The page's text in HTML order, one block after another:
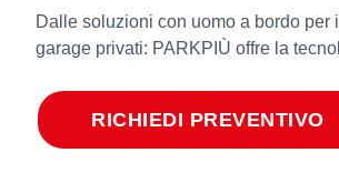
Dalle soluzioni con uomo a bordo
garage privati: PARKPIÙ offre la
RICHIEDI PREVENTIVO